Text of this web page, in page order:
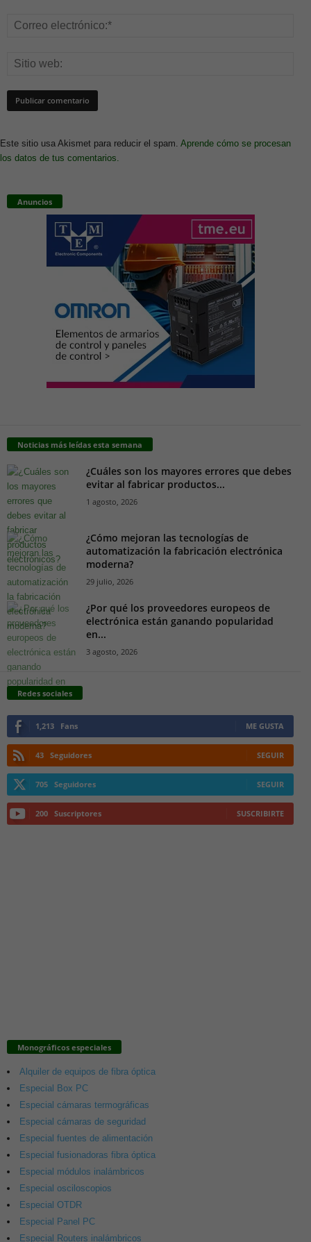
Este sitio usa Akismet para reducir el spam. Aprende cómo se procesan
los datos de tus comentarios.
Anuncios
Noticias más leídas esta semana
¿Cuáles son los mayores errores que debes
evitar al fabricar productos...
1 agosto, 2026
¿Cómo mejoran las tecnologías de
automatización la fabricación electrónica
moderna?
29 julio, 2026
¿Por qué los proveedores europeos de
electrónica están ganando popularidad
en...
3 agosto, 2026
Redes sociales
1,213 Fans ME GUSTA
43 Seguidores SEGUIR
705 Seguidores SEGUIR
200 Suscriptores SUSCRIBIRTE
Monográficos especiales
Alquiler de equipos de fibra óptica
Especial Box PC
Especial cámaras termográficas
Especial cámaras de seguridad
Especial fuentes de alimentación
Especial fusionadoras fibra óptica
Especial módulos inalámbricos
Especial osciloscopios
Especial OTDR
Especial Panel PC
Especial Routers inalámbricos